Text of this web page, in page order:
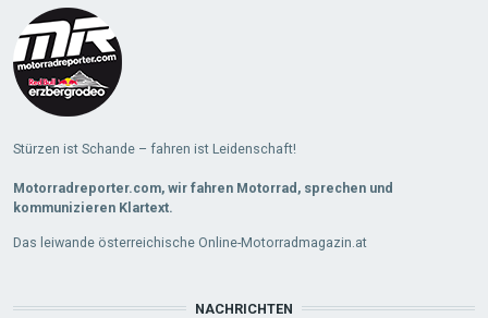
Stürzen ist Schande – fahren ist Leidenschaft!
Motorradreporter.com, wir fahren Motorrad, sprechen und
kommunizieren Klartext.
Das leiwande österreichische Online-Motorradmagazin.at
NACHRICHTEN